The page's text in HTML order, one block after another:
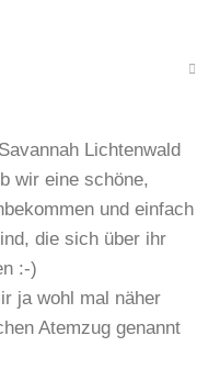
Lichtenwald
wir eine schöne,
und einfach
die sich über ihr
:-)
ja wohl mal näher
Atemzug genannt